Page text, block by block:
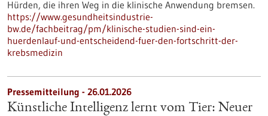
Hürden, die ihren Weg in die klinische Anwendung bremsen.
https://www.gesundheitsindustrie-
bw.de/fachbeitrag/pm/klinische-studien-sind-ein-
huerdenlauf-und-entscheidend-fuer-den-fortschritt-der-
krebsmedizin
Pressemitteilung - 26.01.2026
Künstliche Intelligenz lernt vom Tier: Neuer